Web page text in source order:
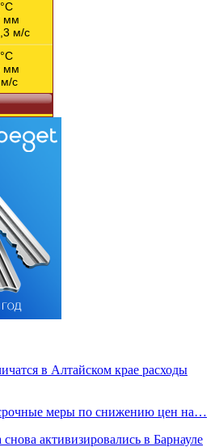
в Алтайском крае расходы
меры по снижению цен на…
активизировались в Барнауле